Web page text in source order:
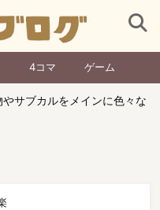
4コマ ゲーム
サブカルをメインに色々な